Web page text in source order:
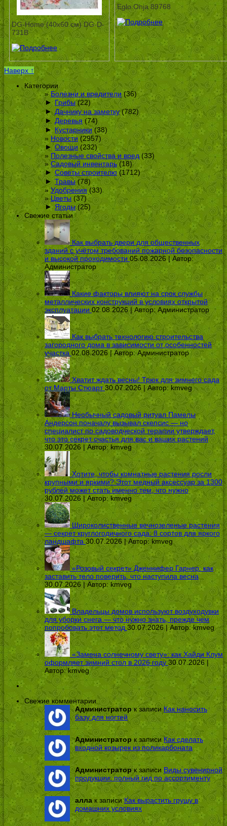
DG-Home (40х60 см) DG-D-
731B
Eglo Onja 89768
Наверх ↑
Категории
Болезни и вредители(36)
► Грибы(22)
► Дачнику на заметку(782)
► Деревья (74)
► Кустарники(38)
Новости (2957)
► Овощи(232)
Полезные свойства и вред(33)
Садовый инвентарь(18)
► Советы строителю(1712)
► Травы(78)
Удобрения(33)
Цветы (37)
► Ягоды(25)
Свежие статьи
Как выбрать двери для общественных
зданий с учётом требований пожарной безопасности
и высокой проходимости 05.08.2026 | Автор:
Администратор
Какие факторы влияют на срок службы
металлических конструкций в условиях открытой
эксплуатации 02.08.2026 | Автор: Администратор
Как выбрать технологию строительства
загородного дома в зависимости от особенностей
участка 02.08.2026 | Автор:Администратор
Хватит ждать весны! Трюк для зимнего сада
от Марты Стюарт 30.07.2026 | Автор: kmveg
Необычный садовый ритуал Памелы
Андерсон поначалу вызывал скепсис — но
специалист по садоводческой терапии утверждает,
что это секрет счастья для вас и ваших растений
30.07.2026 | Автор:kmveg
Хотите, чтобы комнатные растения росли
крупными и яркими? Этот медный аксессуар за 1300
рублей может стать именно тем, что нужно
30.07.2026 | Автор: kmveg
Широколиственные вечнозеленые растения
— секрет круглогодичного сада: 8 сортов для яркого
ландшафта 30.07.2026 | Автор:kmveg
«Розовый секрет» Дженнифер Гарнер: как
заставить тело поверить, что наступила весна
30.07.2026 | Автор: kmveg
Владельцы домов используют воздуходувки
для уборки снега — что нужно знать, прежде чем
попробовать этот метод 30.07.2026 | Автор:kmveg
«Замена солнечному свету»: как Хайди Клум
оформляет зимний стол в 2026 году 30.07.2026 |
Автор:kmveg
Свежие комментарии
Администраторк записиКак наносить
базу для ногтей
Администраторк записиКак сделать
входной козырек из поликарбоната
Администраторк записи Виды сувенирной
продукции: полный гид по ассортименту
алла к записиКак вырастить грушу в
домашних условиях